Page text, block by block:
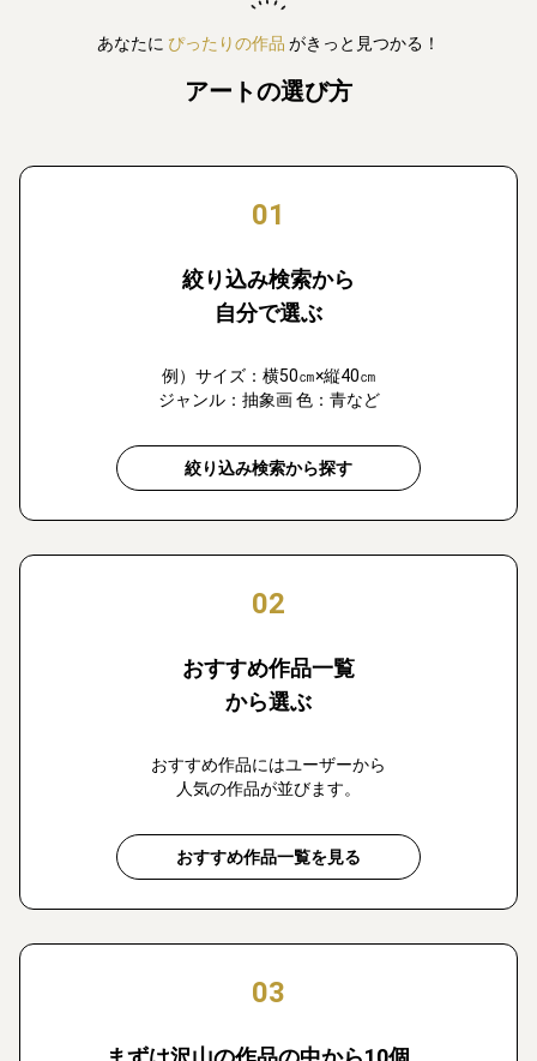
あなたに ぴったりの作品 がきっと見つかる！
アートの選び方
01
絞り込み検索から
自分で選ぶ
例）サイズ：横50㎝×縦40㎝
ジャンル：抽象画 色：青など
絞り込み検索から探す
02
おすすめ作品一覧
から選ぶ
おすすめ作品にはユーザーから
人気の作品が並びます。
おすすめ作品一覧を見る
03